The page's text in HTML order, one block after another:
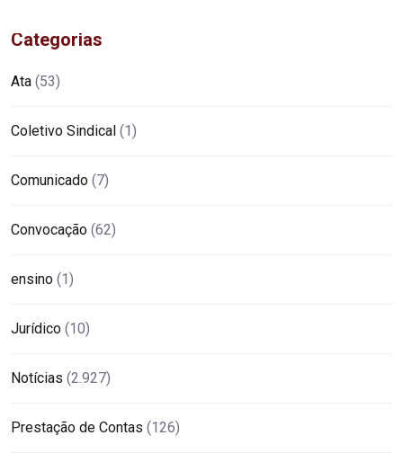
Categorias
Ata (53)
Coletivo Sindical (1)
Comunicado (7)
Convocação (62)
ensino (1)
Jurídico (10)
Notícias (2.927)
Prestação de Contas (126)